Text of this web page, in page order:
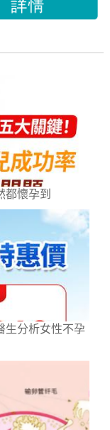
都懷孕到
生分析女性不孕